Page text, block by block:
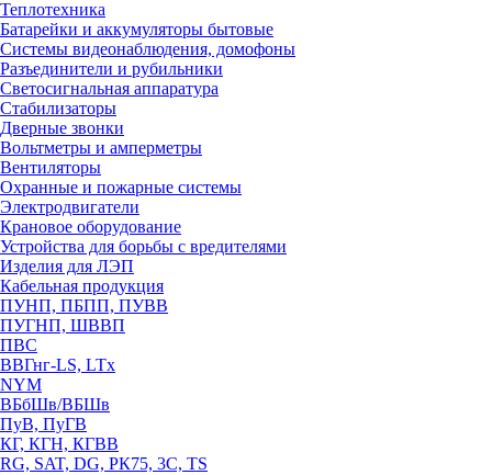
Теплотехника
Батарейки и аккумуляторы бытовые
Системы видеонаблюдения, домофоны
Разъединители и рубильники
Светосигнальная аппаратура
Стабилизаторы
Дверные звонки
Вольтметры и амперметры
Вентиляторы
Охранные и пожарные системы
Электродвигатели
Крановое оборудование
Устройства для борьбы с вредителями
Изделия для ЛЭП
Кабельная продукция
ПУНП, ПБПП, ПУВВ
ПУГНП, ШВВП
ПВС
ВВГнг-LS, LTx
NYM
ВБбШв/ВБШв
ПуВ, ПуГВ
КГ, КГН, КГВВ
RG, SAT, DG, РК75, 3С, TS